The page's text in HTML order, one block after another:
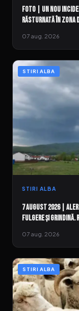
FOTO | Un nou
răsturnată în zona
07 aug. 2026
STIRI ALBA
STIRI ALBA
7 august 2026 |
fulgere și grindină.
07 aug. 2026
STIRI ALBA